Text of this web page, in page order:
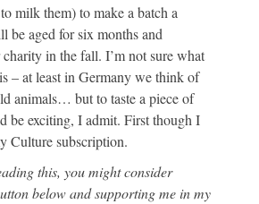
milk them) to make a batch a
be aged for six months and
in the fall. I’m not sure what
– at least in Germany we think of
animals… but to taste a piece of
be exciting, I admit. First though I
Culture subscription.
this, you might consider
below and supporting me in my